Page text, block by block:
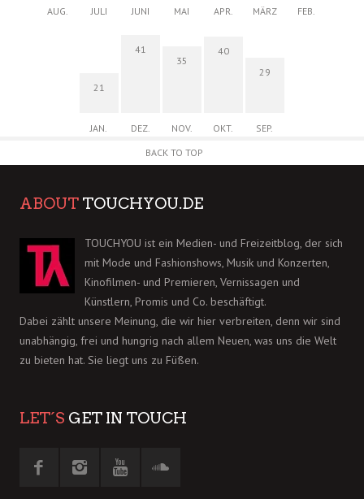
AUG. JULI JUNI MAI APR. MÄRZ FEB.
21
JAN.
41
DEZ.
35
NOV.
40
OKT.
29
SEP.
BACK TO TOP
ABOUT TOUCHYOU.DE
TOUCHYOU ist ein Medien- und Freizeitblog, der sich
mit Mode und Fashionshows, Musik und Konzerten,
Kinofilmen- und Premieren, Vernissagen und
Künstlern, Promis und Co. beschäftigt.
Dabei zählt unsere Meinung, die wir hier verbreiten, denn wir sind
unabhängig, frei und hungrig nach allem Neuen, was uns die Welt
zu bieten hat. Sie liegt uns zu Füßen.
LET´S GET IN TOUCH